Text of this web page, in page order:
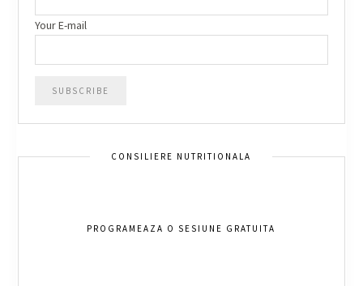
Your E-mail
CONSILIERE NUTRITIONALA
PROGRAMEAZA O SESIUNE GRATUITA